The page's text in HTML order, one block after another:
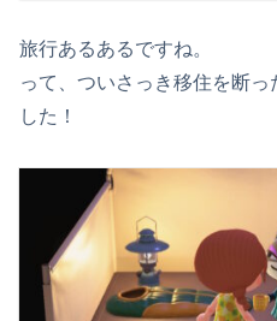
旅行あるあるですね。
って、ついさっき移住を断
した！